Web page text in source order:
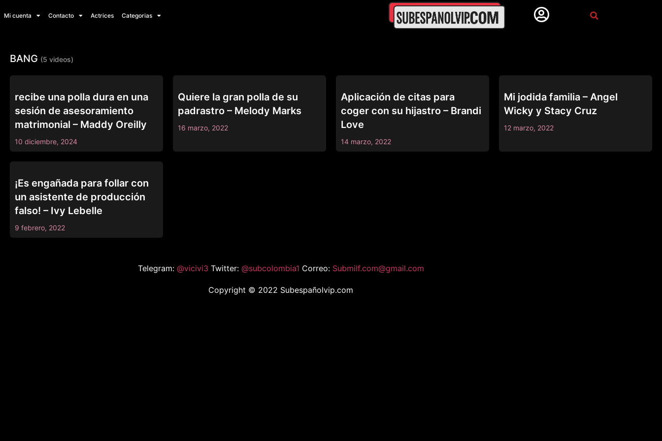
Mi cuenta Contacto Actrices Categorias
BANG (5 videos)
recibe una polla dura en una
sesión de asesoramiento
matrimonial – Maddy Oreilly
10 diciembre, 2024
Quiere la gran polla de su
padrastro – Melody Marks
16 marzo, 2022
Aplicación de citas para
coger con su hijastro – Brandi
Love
14 marzo, 2022
Mi jodida familia – Angel
Wicky y Stacy Cruz
12 marzo, 2022
¡Es engañada para follar con
un asistente de producción
falso! – Ivy Lebelle
9 febrero, 2022
Telegram: @vicivi3 Twitter: @subcolombia1 Correo: Submilf.com@gmail.com
Copyright © 2022 Subespañolvip.com